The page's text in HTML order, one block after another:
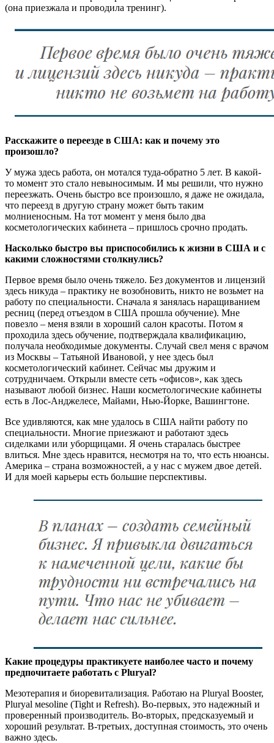
(она приезжала и проводила тренинг).
Расскажите о переезде в США: как и почему это
произошло?
У мужа здесь работа, он мотался туда-обратно 5 лет. В какой-
то момент это стало невыносимым. И мы решили, что нужно
переезжать. Очень быстро все произошло, я даже не ожидала,
что переезд в другую страну может быть таким
молниеносным. На тот момент у меня было два
косметологических кабинета – пришлось срочно продать.
Насколько быстро вы приспособились к жизни в США и с
какими сложностями столкнулись?
Первое время было очень тяжело. Без документов и лицензий
здесь никуда – практику не возобновить, никто не возьмет на
работу по специальности. Сначала я занялась наращиванием
ресниц (перед отъездом в США прошла обучение). Мне
повезло – меня взяли в хороший салон красоты. Потом я
проходила здесь обучение, подтверждала квалификацию,
получала необходимые документы. Случай свел меня с врачом
из Москвы – Татьяной Ивановой, у нее здесь был
косметологический кабинет. Сейчас мы дружим и
сотрудничаем. Открыли вместе сеть «офисов», как здесь
называют любой бизнес. Наши косметологические кабинеты
есть в Лос-Анджелесе, Майами, Нью-Йорке, Вашингтоне.
Все удивляются, как мне удалось в США найти работу по
специальности. Многие приезжают и работают здесь
сиделками или уборщицами. Я очень старалась быстрее
влиться. Мне здесь нравится, несмотря на то, что есть нюансы.
Америка – страна возможностей, а у нас с мужем двое детей.
И для моей карьеры есть большие перспективы.
Какие процедуры практикуете наиболее часто и почему
предпочитаете работать с Pluryal?
Мезотерапия и биоревитализация. Работаю на Pluryal Booster,
Pluryal мesoline (Tight и Refresh). Во-первых, это надежный и
проверенный производитель. Во-вторых, предсказуемый и
хороший результат. В-третьих, доступная стоимость, это очень
важно здесь.